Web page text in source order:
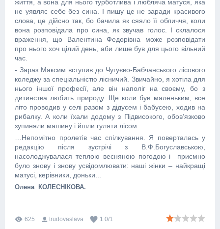
життя, а вона для нього турботлива і любляча матуся, яка
не уявляє себе без сина. І пишу це не заради красивого
слова, це дійсно так, бо бачила як сяяло її обличчя, коли
вона розповідала про сина, як звучав голос. І склалося
враження, що Валентина Федорівна може розповідати
про нього хоч цілий день, аби лише був для цього вільний
час.
- Зараз Максим вступив до Чугуєво-Бабчанського лісового
коледжу за спеціальністю лісничий. Звичайно, я хотіла для
нього іншої професії, але він наполіг на своєму, бо з
дитинства любить природу. Ще коли був маленьким, все
літо проводив у селі разом з дідусем і бабусею, ходив на
рибалку. А коли їхали додому з Підвисокого, обов’язково
зупиняли машину і йшли гуляти лісом.
…Непомітно пролетів час спілкування. Я поверталась у
редакцію після зустрічі з В.Ф.Богуславською,
насолоджувалася теплою весняною погодою і приємно
було знову і знову усвідомлювати: наші жінки – найкращі
матусі, керівники, доньки...
Олена КОЛЕСНІКОВА.
625 trudovaslava 1.0/1